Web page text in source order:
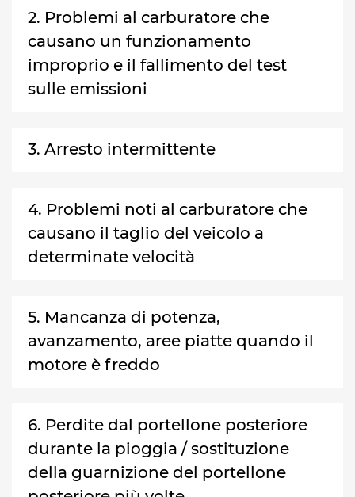
2. Problemi al carburatore che
causano un funzionamento
improprio e il fallimento del test
sulle emissioni
3. Arresto intermittente
4. Problemi noti al carburatore che
causano il taglio del veicolo a
determinate velocità
5. Mancanza di potenza,
avanzamento, aree piatte quando il
motore è freddo
6. Perdite dal portellone posteriore
durante la pioggia / sostituzione
della guarnizione del portellone